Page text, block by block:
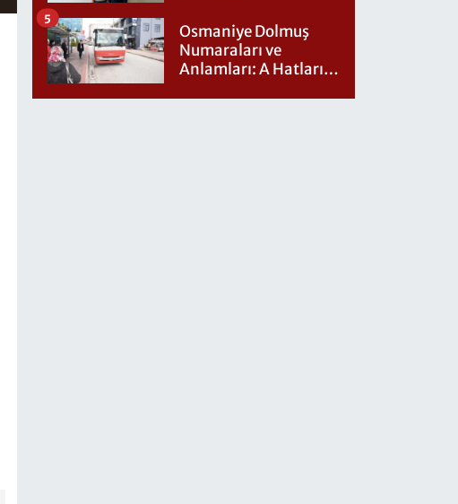
Osmaniye Dolmuş
Numaraları ve
Anlamları: A Hatları
5